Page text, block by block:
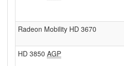
Radeon Mobility HD 3670
HD 3850 AGP